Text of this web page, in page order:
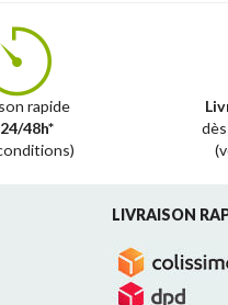
rapide
48h*
LIVRAISON